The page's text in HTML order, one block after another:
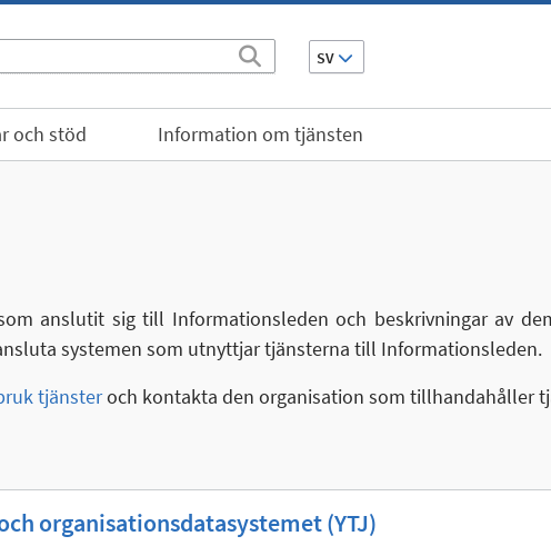
SV
och stöd Information om tjänsten
anslutit sig till Informationsleden och beskrivningar av
systemen som utnyttjar tjänsterna till Informationsleden.
tjänsteroch kontakta den organisation som tillhandahåller
organisationsdatasystemet (YTJ)